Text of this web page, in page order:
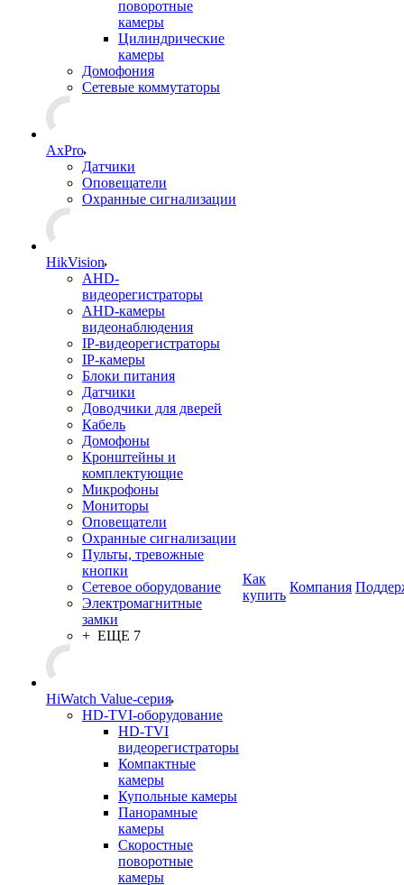
поворотные
камеры
Цилиндрические
камеры
Домофония
Сетевые коммутаторы
AxPro
Датчики
Оповещатели
Охранные сигнализации
HikVision
AHD-
видеорегистраторы
AHD-камеры
видеонаблюдения
IP-видеорегистраторы
IP-камеры
Блоки питания
Датчики
Доводчики для дверей
Кабель
Домофоны
Кронштейны и
комплектующие
Микрофоны
Мониторы
Оповещатели
Охранные сигнализации
Пульты, тревожные
кнопки
Сетевое оборудование
Электромагнитные
замки
+ ЕЩЕ 7
HiWatch Value-серия
HD-TVI-оборудование
HD-TVI
видеорегистраторы
Компактные
камеры
Купольные камеры
Панорамные
камеры
Скоростные
поворотные
камеры
Как
купить
Компания